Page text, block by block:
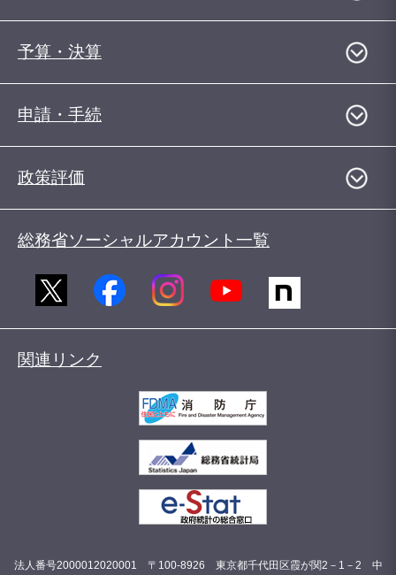
予算・決算
申請・手続
政策評価
総務省ソーシャルアカウント一覧
関連リンク
法人番号2000012020001 〒100-8926 東京都千代田区霞が関2－1－2 中